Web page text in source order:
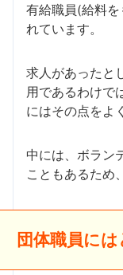
有給職員(給料
れています。
求人があったと
用であるわけで
にはその点をよ
中には、ボラン
こともあるため
団体職員に